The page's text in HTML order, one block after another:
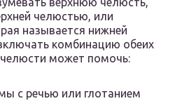
челюстью, или
называется нижней
комбинацию обеих
может помочь:
с речью или глотанием